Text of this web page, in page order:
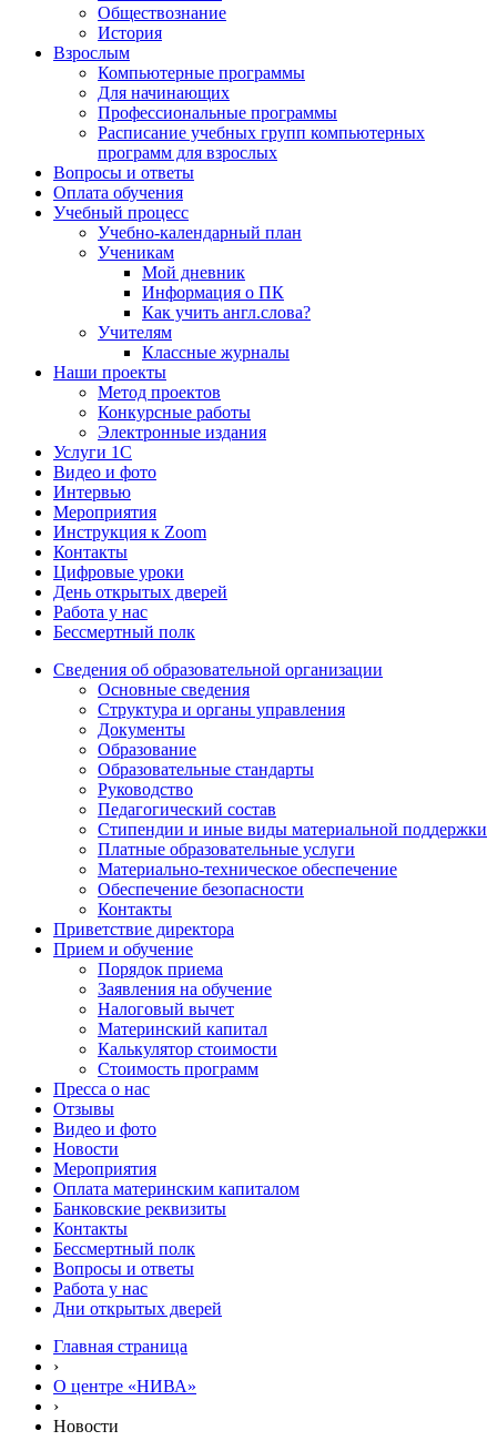
Обществознание
История
Взрослым
Компьютерные программы
Для начинающих
Профессиональные программы
Расписание учебных групп компьютерных
программ для взрослых
Вопросы и ответы
Оплата обучения
Учебный процесс
Учебно-календарный план
Ученикам
Мой дневник
Информация о ПК
Как учить англ.слова?
Учителям
Классные журналы
Наши проекты
Метод проектов
Конкурсные работы
Электронные издания
Услуги 1C
Видео и фото
Интервью
Мероприятия
Инструкция к Zoom
Контакты
Цифровые уроки
День открытых дверей
Работа у нас
Бессмертный полк
Сведения об образовательной организации
Основные сведения
Структура и органы управления
Документы
Образование
Образовательные стандарты
Руководство
Педагогический состав
Стипендии и иные виды материальной поддержки
Платные образовательные услуги
Материально-техническое обеспечение
Обеспечение безопасности
Контакты
Приветствие директора
Прием и обучение
Порядок приема
Заявления на обучение
Налоговый вычет
Материнский капитал
Калькулятор стоимости
Стоимость программ
Пресса о нас
Отзывы
Видео и фото
Новости
Мероприятия
Оплата материнским капиталом
Банковские реквизиты
Контакты
Бессмертный полк
Вопросы и ответы
Работа у нас
Дни открытых дверей
Главная страница
›
О центре «НИВА»
›
Новости